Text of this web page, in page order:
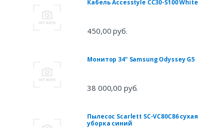
Кабель Accesstyle CC30-S100 White
450,00 руб.
Монитор 34" Samsung Odyssey G5
38 000,00 руб.
Пылесос Scarlett SC-VC80C86 сухая
уборка синий